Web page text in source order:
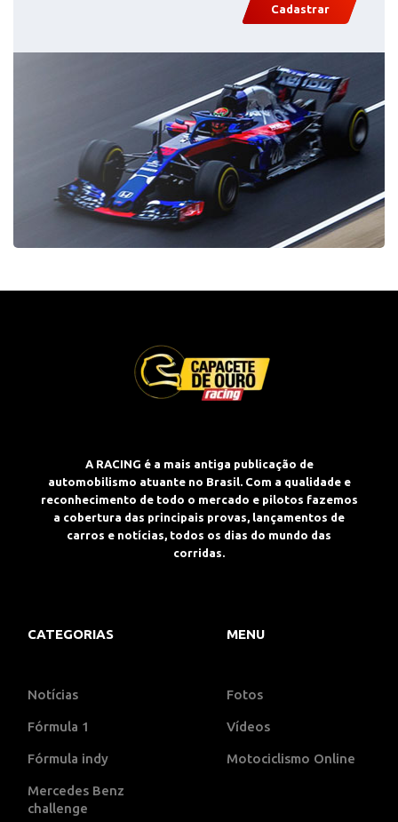
Cadastrar
A RACING é a mais antiga publicação de
automobilismo atuante no Brasil. Com a qualidade e
reconhecimento de todo o mercado e pilotos fazemos
a cobertura das principais provas, lançamentos de
carros e notícias, todos os dias do mundo das
corridas.
CATEGORIAS
Notícias
Fórmula 1
Fórmula indy
Mercedes Benz
challenge
MENU
Fotos
Vídeos
Motociclismo Online